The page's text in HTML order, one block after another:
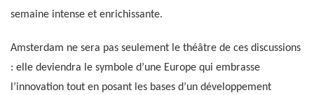
semaine intense et enrichissante.
Amsterdam ne sera pas seulement le théâtre de ces discussions
: elle deviendra le symbole d’une Europe qui embrasse
l’innovation tout en posant les bases d’un développement